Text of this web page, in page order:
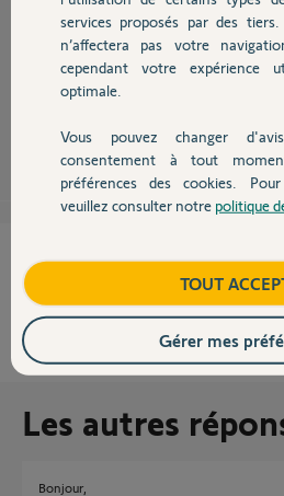
Autres produits
Devis avec un pro
Contact
La preuve par le lien
http://boutique.somfy.fr/visiophone-
Richy C. il y a plus de 10 ans
Cette réponse vous
NON
des internautes ont trouvé
Les autres
Bonjour,
services proposés par des
n’affectera pas votre
cependant votre expérience
optimale.
Vous pouvez changer
consentement à tout
préférences des cookies.
veuillez consulter notre politique
TOUT
Gérer mes